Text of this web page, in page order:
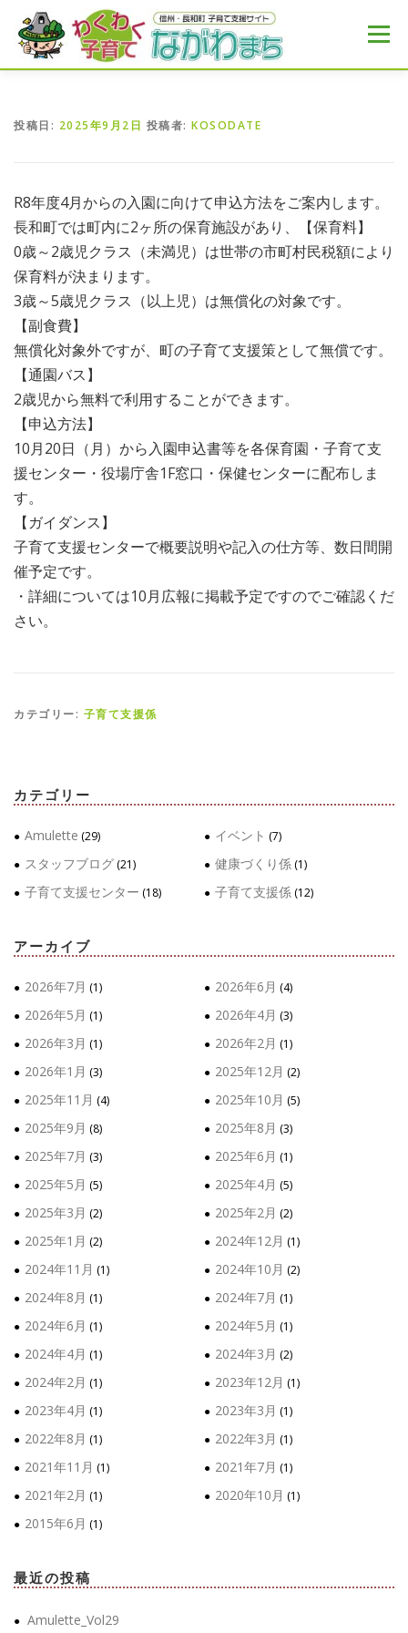
メニュー
投稿日: 2025年9月2日 投稿者: KOSODATE
R8年度4月からの入園に向けて申込方法をご案内します。
長和町では町内に2ヶ所の保育施設があり、【保育料】
0歳～2歳児クラス（未満児）は世帯の市町村民税額により
保育料が決まります。
3歳～5歳児クラス（以上児）は無償化の対象です。
【副食費】
無償化対象外ですが、町の子育て支援策として無償です。
【通園バス】
2歳児から無料で利用することができます。
【申込方法】
10月20日（月）から入園申込書等を各保育園・子育て支
援センター・役場庁舎1F窓口・保健センターに配布しま
す。
【ガイダンス】
子育て支援センターで概要説明や記入の仕方等、数日間開
催予定です。
・詳細については10月広報に掲載予定ですのでご確認くだ
さい。
カテゴリー: 子育て支援係
カテゴリー
Amulette (29) イベント (7)
スタッフブログ (21) 健康づくり係 (1)
子育て支援センター (18) 子育て支援係 (12)
アーカイブ
2026年7月 (1) 2026年6月 (4)
2026年5月 (1) 2026年4月 (3)
2026年3月 (1) 2026年2月 (1)
2026年1月 (3) 2025年12月 (2)
2025年11月 (4) 2025年10月 (5)
2025年9月 (8) 2025年8月 (3)
2025年7月 (3) 2025年6月 (1)
2025年5月 (5) 2025年4月 (5)
2025年3月 (2) 2025年2月 (2)
2025年1月 (2) 2024年12月 (1)
2024年11月 (1) 2024年10月 (2)
2024年8月 (1) 2024年7月 (1)
2024年6月 (1) 2024年5月 (1)
2024年4月 (1) 2024年3月 (2)
2024年2月 (1) 2023年12月 (1)
2023年4月 (1) 2023年3月 (1)
2022年8月 (1) 2022年3月 (1)
2021年11月 (1) 2021年7月 (1)
2021年2月 (1) 2020年10月 (1)
2015年6月 (1)
最近の投稿
Amulette_Vol29